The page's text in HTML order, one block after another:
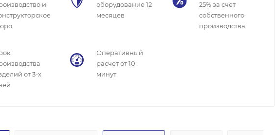
и
оборудование 12
месяцев
25% за счет
собственного
производства
от 3-х
Оперативный
расчет от 10
минут